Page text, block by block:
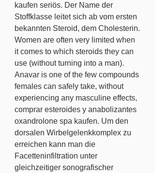
kaufen seriös. Der Name der
Stoffklasse leitet sich ab vom ersten
bekannten Steroid, dem Cholesterin.
Women are often very limited when
it comes to which steroids they can
use (without turning into a man).
Anavar is one of the few compounds
females can safely take, without
experiencing any masculine effects,
comprar esteroides y anabolizantes
oxandrolone spa kaufen. Um den
dorsalen Wirbelgelenkkomplex zu
erreichen kann man die
Facetteninfiltration unter
gleichzeitiger sonografischer